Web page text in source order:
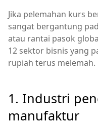
Jika pelemahan kurs
sangat bergantung
atau rantai pasok
12 sektor bisnis yang
rupiah terus melemah.
1. Industri
manufaktur